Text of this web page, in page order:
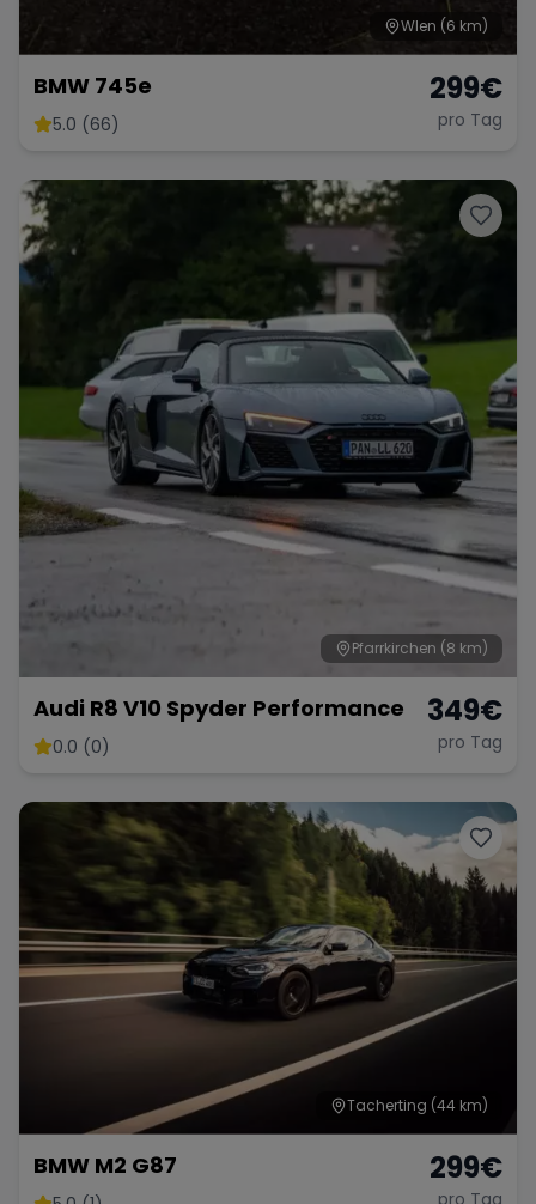
WIen (6 km)
BMW 745e
5.0 (66)
299€
pro Tag
Pfarrkirchen (8 km)
Audi R8 V10 Spyder Performance
0.0 (0)
349€
pro Tag
Tacherting (44 km)
BMW M2 G87 299€
pro Tag